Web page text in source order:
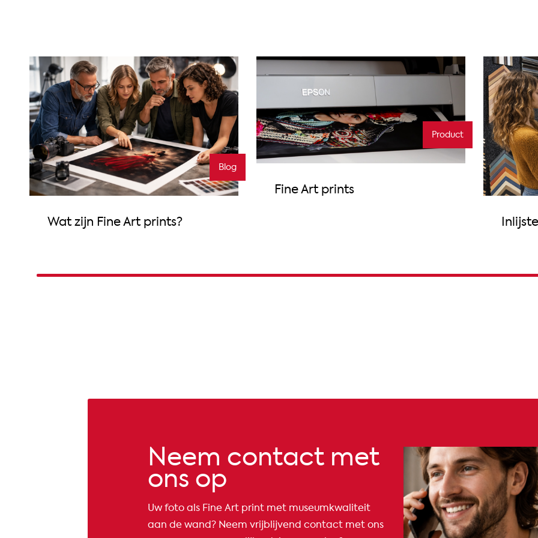
Blog
Wat zijn Fine Art prints?
Product
Fine Art prints
Neem contact met
ons op
Uw foto als Fine Art print met museumkwaliteit
aan de wand? Neem vrijblijvend contact met ons